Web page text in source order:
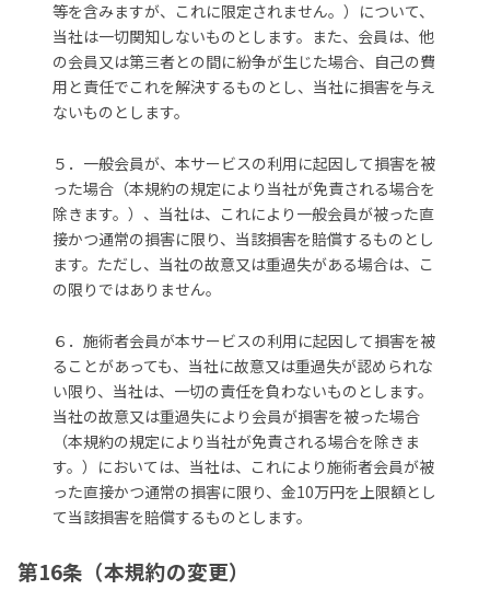
等を含みますが、これに限定されません。）について、
当社は一切関知しないものとします。また、会員は、他
の会員又は第三者との間に紛争が生じた場合、自己の費
用と責任でこれを解決するものとし、当社に損害を与え
ないものとします。
５．一般会員が、本サービスの利用に起因して損害を被
った場合（本規約の規定により当社が免責される場合を
除きます。）、当社は、これにより一般会員が被った直
接かつ通常の損害に限り、当該損害を賠償するものとし
ます。ただし、当社の故意又は重過失がある場合は、こ
の限りではありません。
６．施術者会員が本サービスの利用に起因して損害を被
ることがあっても、当社に故意又は重過失が認められな
い限り、当社は、一切の責任を負わないものとします。
当社の故意又は重過失により会員が損害を被った場合
（本規約の規定により当社が免責される場合を除きま
す。）においては、当社は、これにより施術者会員が被
った直接かつ通常の損害に限り、金10万円を上限額とし
て当該損害を賠償するものとします。
第16条（本規約の変更）